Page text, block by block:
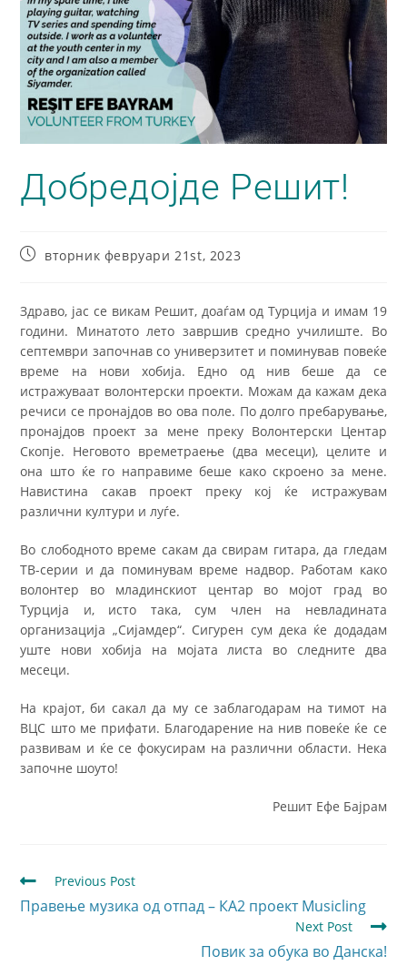
Добредојде Решит!
вторник февруари 21st, 2023
Здраво, јас се викам Решит, доаѓам од Турција и имам 19
години. Минатото лето завршив средно училиште. Во
септември започнав со универзитет и поминував повеќе
време на нови хобија. Едно од нив беше да се
истражуваат волонтерски проекти. Можам да кажам дека
речиси се пронајдов во ова поле. По долго пребарување,
пронајдов проект за мене преку Волонтерски Центар
Скопје. Неговото времетраење (два месеци), целите и
она што ќе го направиме беше како скроено за мене.
Навистина сакав проект преку кој ќе истражувам
различни култури и луѓе.
Во слободното време сакам да свирам гитара, да гледам
ТВ-серии и да поминувам време надвор. Работам како
волонтер во младинскиот центар во мојот град во
Турција и, исто така, сум член на невладината
организација „Сијамдер“. Сигурен сум дека ќе додадам
уште нови хобија на мојата листа во следните два
месеци.
На крајот, би сакал да му се заблагодарам на тимот на
ВЦС што ме прифати. Благодарение на нив повеќе ќе се
развивам и ќе се фокусирам на различни области. Нека
започне шоуто!
Решит Ефе Бајрам
Previous Post
Правење музика од отпад – КА2 проект Musicling
Next Post
Повик за обука во Данска!